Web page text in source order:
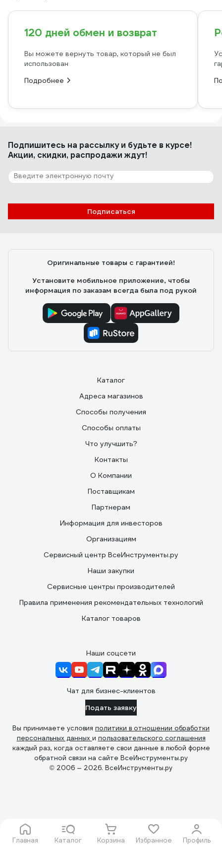
Главная Каталог Корзина Избранное Профиль
120 дней обмен и возврат
Вы можете вернуть товар, который не был
использован
Подробнее
Подпишитесь на рассылкуи будьте в курсе!
Акции, скидки, распродажи ждут!
Подписаться
Оригинальные товары с гарантией!
Установите мобильное приложение, чтобы
информация по заказам всегда была под рукой
Каталог
Адреса магазинов
Способы получения
Способы оплаты
Что улучшить?
Контакты
О Компании
Поставщикам
Партнерам
Информация для инвесторов
Организациям
Сервисный центр ВсеИнструменты.ру
Наши закупки
Сервисные центры производителей
Правила применения рекомендательных технологий
Каталог товаров
Наши соцсети
Чат для бизнес-клиентов
Подать заявку
Вы принимаете условия политики в отношении обработки
персональных данных и пользовательского соглашения
каждый раз, когда оставляете свои данные в любой форме
обратной связи на сайте ВсеИнструменты.ру
© 2006 — 2026. ВсеИнструменты.ру